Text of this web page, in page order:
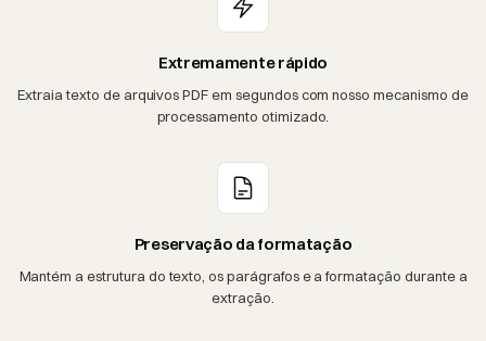
Extremamente rápido
Extraia texto de arquivos PDF em segundos com nosso mecanismo de
processamento otimizado.
Preservação da formatação
Mantém a estrutura do texto, os parágrafos e a formatação durante a
extração.